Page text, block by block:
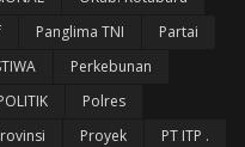
Panglima TNI
Partai
Perkebunan
Polres
Proyek
PT ITP .